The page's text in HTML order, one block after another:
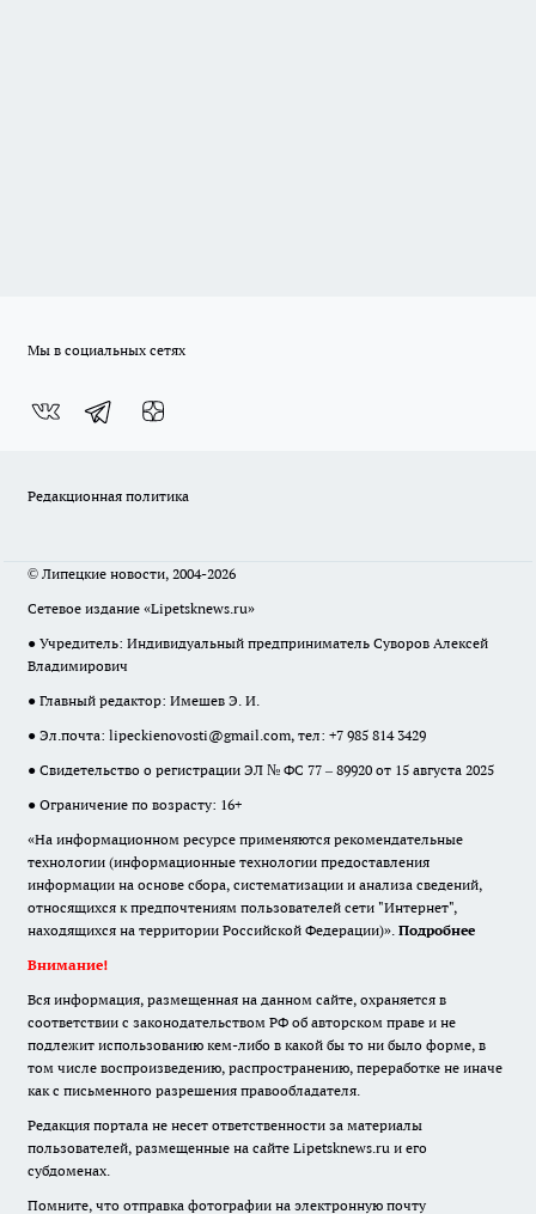
Мы в социальных сетях
Редакционная политика
© Липецкие новости, 2004-2026
Сетевое издание «Lipetsknews.ru»
● Учредитель: Индивидуальный предприниматель Суворов Алексей
Владимирович
● Главный редактор: Имешев Э. И.
● Эл.почта: lipeckienovosti@gmail.com, тел: +7 985 814 3429
● Свидетельство о регистрации ЭЛ № ФС 77 – 89920 от 15 августа 2025
● Ограничение по возрасту: 16+
«На информационном ресурсе применяются рекомендательные
технологии (информационные технологии предоставления
информации на основе сбора, систематизации и анализа сведений,
относящихся к предпочтениям пользователей сети "Интернет",
находящихся на территории Российской Федерации)». Подробнее
Внимание!
Вся информация, размещенная на данном сайте, охраняется в
соответствии с законодательством РФ об авторском праве и не
подлежит использованию кем-либо в какой бы то ни было форме, в
том числе воспроизведению, распространению, переработке не иначе
как с письменного разрешения правообладателя.
Редакция портала не несет ответственности за материалы
пользователей, размещенные на сайте Lipetsknews.ru и его
субдоменах.
Помните, что отправка фотографии на электронную почту